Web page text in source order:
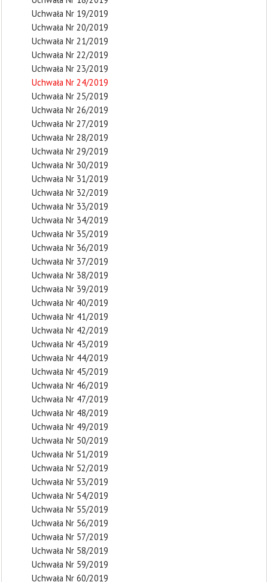
Uchwała Nr 19/2019
Uchwała Nr 20/2019
Uchwała Nr 21/2019
Uchwała Nr 22/2019
Uchwała Nr 23/2019
Uchwała Nr 24/2019
Uchwała Nr 25/2019
Uchwała Nr 26/2019
Uchwała Nr 27/2019
Uchwała Nr 28/2019
Uchwała Nr 29/2019
Uchwała Nr 30/2019
Uchwała Nr 31/2019
Uchwała Nr 32/2019
Uchwała Nr 33/2019
Uchwała Nr 34/2019
Uchwała Nr 35/2019
Uchwała Nr 36/2019
Uchwała Nr 37/2019
Uchwała Nr 38/2019
Uchwała Nr 39/2019
Uchwała Nr 40/2019
Uchwała Nr 41/2019
Uchwała Nr 42/2019
Uchwała Nr 43/2019
Uchwała Nr 44/2019
Uchwała Nr 45/2019
Uchwała Nr 46/2019
Uchwała Nr 47/2019
Uchwała Nr 48/2019
Uchwała Nr 49/2019
Uchwała Nr 50/2019
Uchwała Nr 51/2019
Uchwała Nr 52/2019
Uchwała Nr 53/2019
Uchwała Nr 54/2019
Uchwała Nr 55/2019
Uchwała Nr 56/2019
Uchwała Nr 57/2019
Uchwała Nr 58/2019
Uchwała Nr 59/2019
Uchwała Nr 60/2019